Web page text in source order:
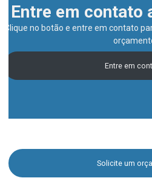
Entre em contato
Clique no botão e entre em contato
Entre em
Solicite um